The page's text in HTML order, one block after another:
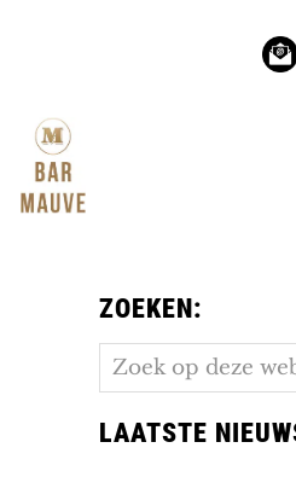
ZOEKEN:
Zoek
op
deze
website
LAATSTE